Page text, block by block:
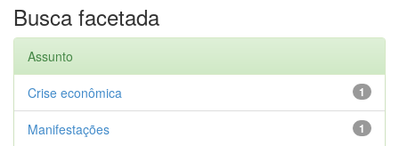
Busca facetada
Assunto
1
Crise econômica
1
Manifestações